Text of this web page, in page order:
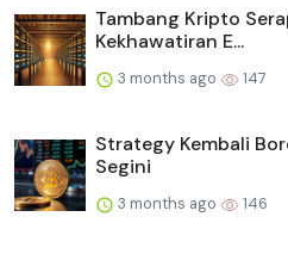
Tambang Kripto
Kekhawatiran E...
3 months ago 147
Strategy Kembali
Segini
3 months ago 146